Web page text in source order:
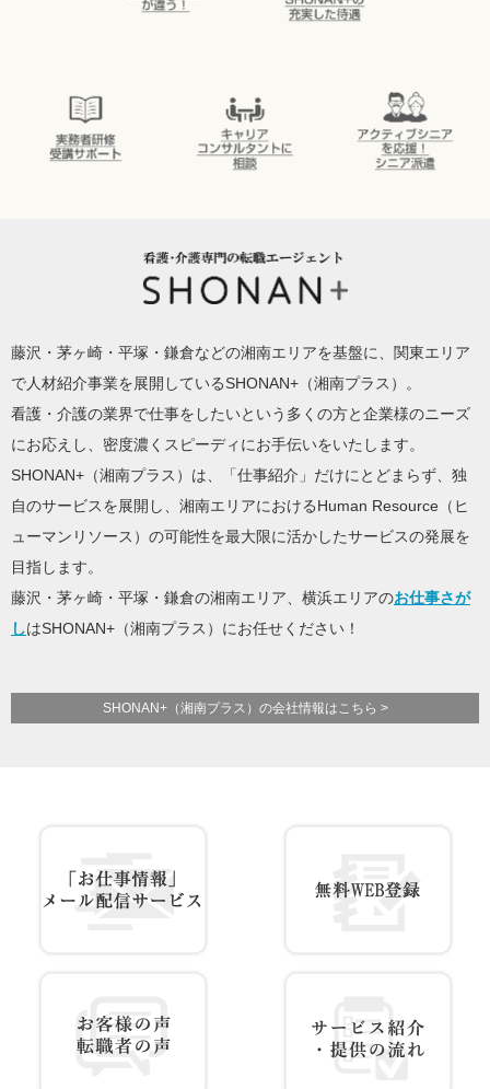
相談
藤沢・茅ヶ崎・平塚・鎌倉などの湘南エリアを基盤に、関東エリア
で人材紹介事業を展開しているSHONAN+（湘南プラス）。
看護・介護の業界で仕事をしたいという多くの方と企業様のニーズ
にお応えし、密度濃くスピーディにお手伝いをいたします。
SHONAN+（湘南プラス）は、「仕事紹介」だけにとどまらず、独
自のサービスを展開し、湘南エリアにおけるHuman Resource（ヒ
ューマンリソース）の可能性を最大限に活かしたサービスの発展を
目指します。
藤沢・茅ヶ崎・平塚・鎌倉の湘南エリア、横浜エリアのお仕事さが
しはSHONAN+（湘南プラス）にお任せください！
SHONAN+（湘南プラス）の会社情報はこちら >